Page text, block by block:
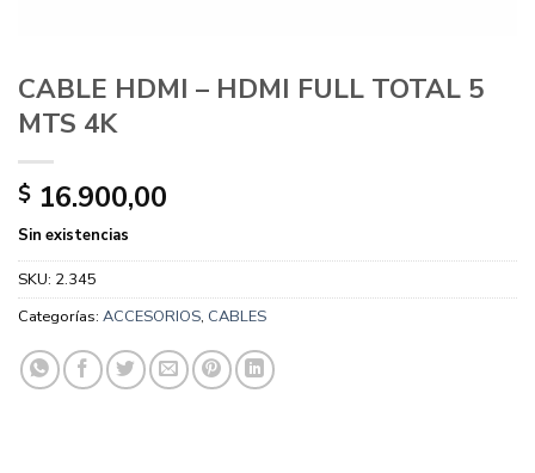
CABLE HDMI – HDMI FULL TOTAL 5
MTS 4K
$ 16.900,00
Sin existencias
SKU: 2.345
Categorías: ACCESORIOS, CABLES